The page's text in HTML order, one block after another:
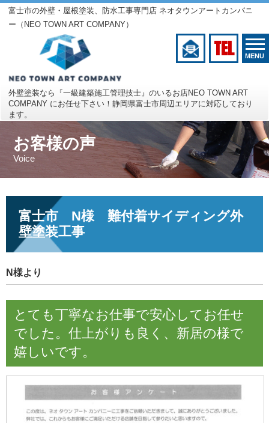
富士市の外壁・屋根塗装、防水工事専門店 ネオタウンアートカンパニ
ー（NEO TOWN ART COMPANY）
外壁塗装なら『一級建築施工管理技士』のいるお店NEO TOWN ART
COMPANY にお任せ下さい！静岡県富士市周辺エリアに対応しており
ます。
TEL MENU
お客様の声
Voice
富士市 N様 難付着サイディング外
壁塗装工事
N様より
とても丁寧なお仕事で安心してお任せ
でした。仕上がりも良く、新居の様で
嬉しいです。